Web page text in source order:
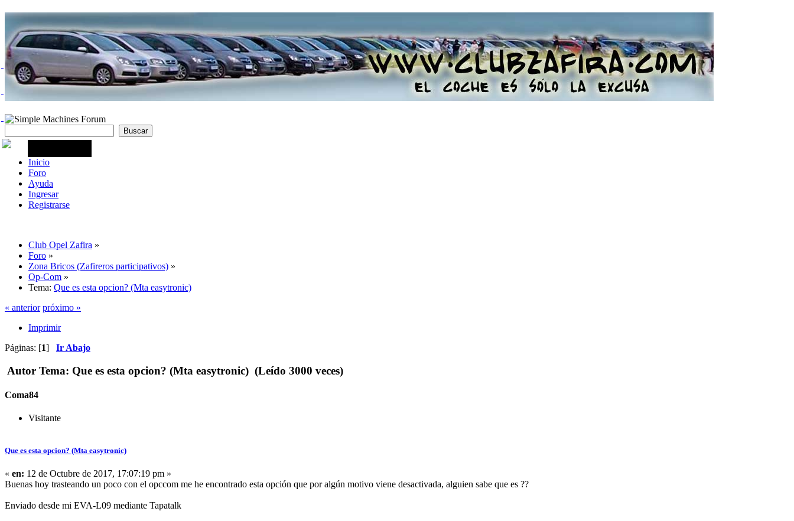
Inicio
Foro
Ayuda
Ingresar
Registrarse
Club Opel Zafira »
Foro »
Zona Bricos (Zafireros participativos) »
Op-Com »
Tema: Que es esta opcion? (Mta easytronic)
« anterior próximo »
Imprimir
Páginas: [1] Ir Abajo
Autor Tema: Que es esta opcion? (Mta easytronic) (Leído 3000 veces)
Coma84
Visitante
Que es esta opcion? (Mta easytronic)
« en: 12 de Octubre de 2017, 17:07:19 pm »
Buenas hoy trasteando un poco con el opccom me he encontrado esta opción que por algún motivo viene desactivada, alguien sabe que es ??
Enviado desde mi EVA-L09 mediante Tapatalk